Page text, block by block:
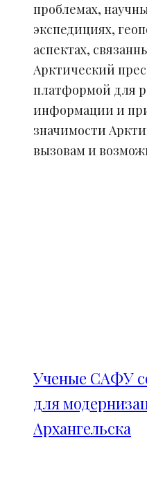
проблемах,
экспедициях,
аспектах,
Арктический
платформой для
информации и
значимости
вызовам и
Ученые САФУ
для
Архангельска